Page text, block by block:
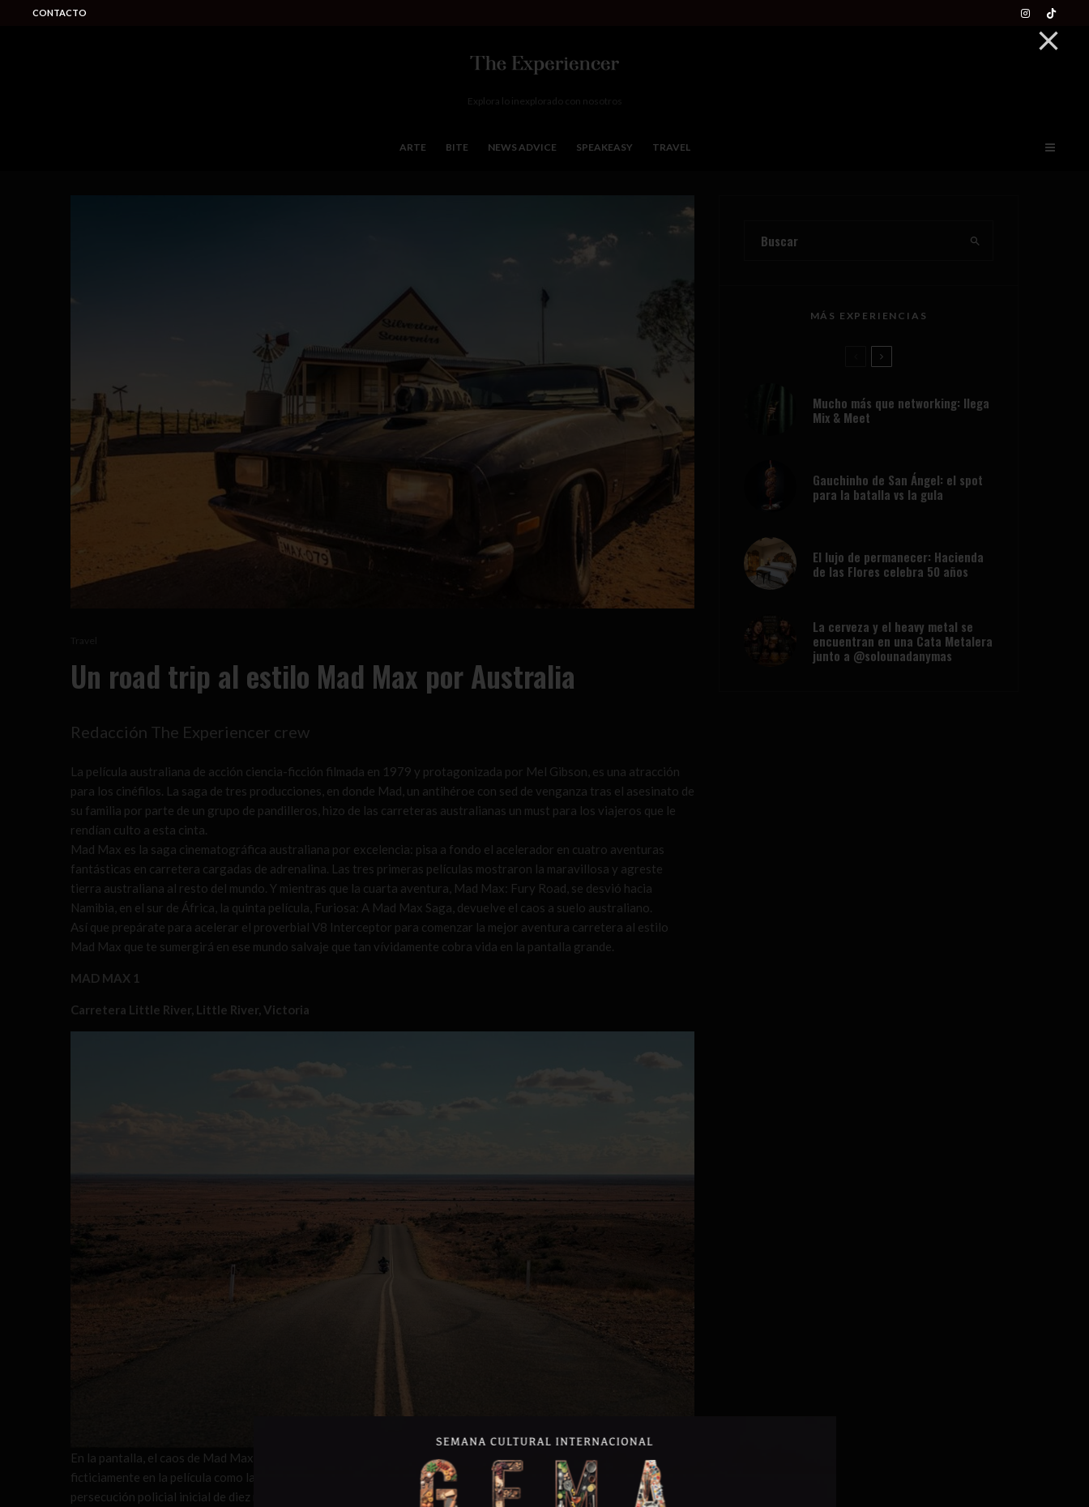
CONTACTO
Explora lo inexplorado con nosotros
ARTE BITE NEWS ADVICE SPEAKEASY TRAVEL
Un road trip al estilo Mad Max por Australia
Redacción The Experiencer crew
La película australiana de acción ciencia-ficción filmada en 1979 y protagonizada por Mel Gibson, es una atracción
para los cinéfilos. La saga de tres producciones, en donde Mad, un antihéroe con sed de venganza tras el asesinato de
su familia por parte de un grupo de pandilleros, hizo de las carreteras australianas un must para los viajeros que le
rendían culto a esta cinta.
Mad Max es la saga cinematográfica australiana por excelencia: pisa a fondo el acelerador en cuatro aventuras
fantásticas en carretera cargadas de adrenalina. Las tres primeras películas mostraron la maravillosa y agreste
tierra australiana al resto del mundo. Y mientras que la cuarta aventura, Mad Max: Fury Road, se desvió hacia
Namibia, en el sur de África, la quinta película, Furiosa: A Mad Max Saga, devuelve el caos a suelo australiano.
Así que prepárate para acelerar el proverbial V8 Interceptor para comenzar la mejor aventura carretera al estilo
Mad Max que te sumergirá en ese mundo salvaje que tan vívidamente cobra vida en la pantalla grande.
MAD MAX 1
Carretera Little River, Little River, Victoria
En la pantalla, el caos de Mad Max comenzó a 50 km al suroeste de Melbourne, en Little River Road, señalizada
ficticiamente en la película como la autopista 9, una carretera de alta mortalidad. Aquí, observamos la frenética
persecución policial inicial de diez minutos del miembro rebelde de la banda The Nightrider, que quema alegremente
MÁS EXPERIENCIAS
Mucho más que networking: llega
Mix & Meet
Gauchinho de San Ángel: el spot
para la batalla vs la gula
El lujo de permanecer: Hacienda
de las Flores celebra 50 años
La cerveza y el heavy metal se
encuentran en una Cata Metalera
junto a @solounadanymas